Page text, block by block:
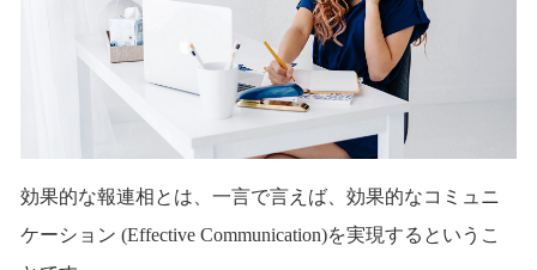
効果的な報連相とは、一言で言えば、効果的なコミュニ
ケーション (Effective Communication)を実現するというこ